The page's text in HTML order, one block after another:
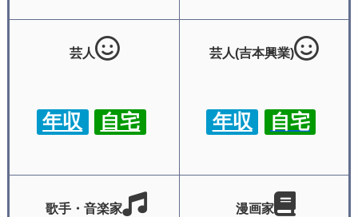
芸人
年収 自宅
芸人(吉本興業)
年収 自宅
歌手・音楽家 漫画家